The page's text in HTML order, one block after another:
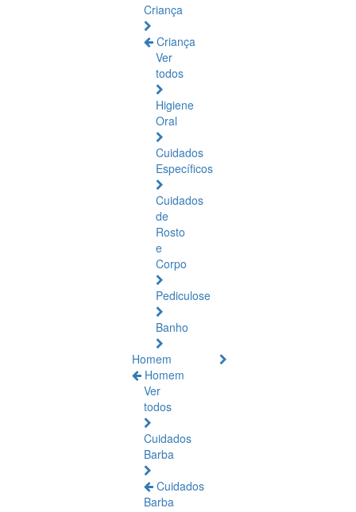
Criança
Criança
Ver
todos
Higiene
Oral
Cuidados
Específicos
Cuidados
de
Rosto
e
Corpo
Pediculose
Banho
Homem
Homem
Ver
todos
Cuidados
Barba
Cuidados
Barba